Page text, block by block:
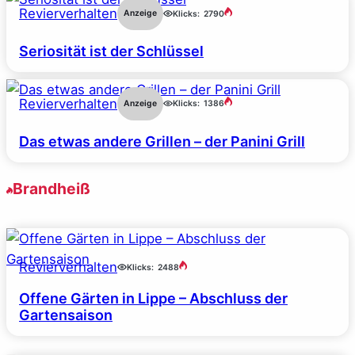
Revierverhalten Anzeige Klicks: 2790
Seriosität ist der Schlüssel
Revierverhalten Anzeige Klicks: 1386
Das etwas andere Grillen – der Panini Grill
Brandheiß
Revierverhalten Klicks: 2488
Offene Gärten in Lippe – Abschluss der
Gartensaison